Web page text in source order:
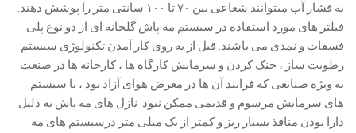
به فشار آب میتوانند شعاعی بین ۷۰ تا ۱۰۰ سانتی متر را پوشش دهند.
فیلتر های مورد استفاده در سیستم مه پاش گلخانه ای از دو نوع پلی
فسفات و نمدی می باشند. قبل از به روی کار آمدن تکنولوژی سیستم
رطوبت ساز ، خنک کردن و سرمایش کارگاه ها ، کارخانه ها در صنعت
به ویژه صنایعی که فرایند آن ها در معرض هوای آزاد بود ، با سیستم
های سرمایش مرسوم و قدیمی ممکن نبود. نازل های مه پاش به دلیل
دارا بودن منافذ بسیار ریز و کمتر از یک میلی متر درسیستم های مه